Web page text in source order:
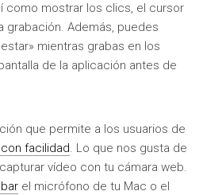
como mostrar los clics, el cursor
grabación. Además, puedes
mientras grabas en los
de la aplicación antes de
que permite a los usuarios de
facilidad. Lo que nos gusta de
vídeo con tu cámara web.
el micrófono de tu Mac o el